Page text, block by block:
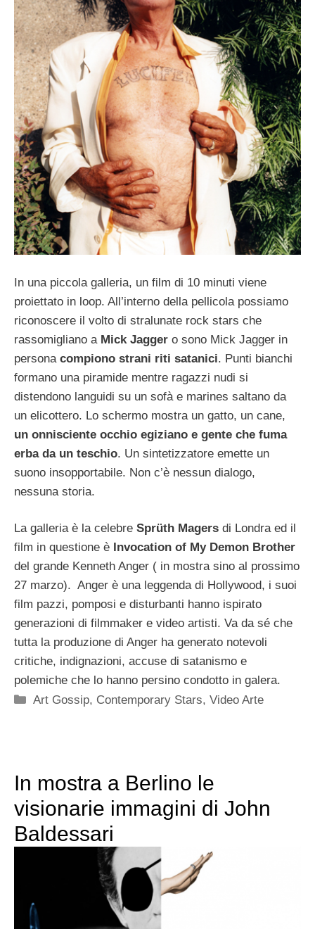
In una piccola galleria, un film di 10 minuti viene
proiettato in loop. All’interno della pellicola possiamo
riconoscere il volto di stralunate rock stars che
rassomigliano a Mick Jagger o sono Mick Jagger in
persona compiono strani riti satanici. Punti bianchi
formano una piramide mentre ragazzi nudi si
distendono languidi su un sofà e marines saltano da
un elicottero. Lo schermo mostra un gatto, un cane,
un onnisciente occhio egiziano e gente che fuma
erba da un teschio. Un sintetizzatore emette un
suono insopportabile. Non c’è nessun dialogo,
nessuna storia.
La galleria è la celebre Sprüth Magers di Londra ed il
film in questione è Invocation of My Demon Brother
del grande Kenneth Anger ( in mostra sino al prossimo
27 marzo). Anger è una leggenda di Hollywood, i suoi
film pazzi, pomposi e disturbanti hanno ispirato
generazioni di filmmaker e video artisti. Va da sé che
tutta la produzione di Anger ha generato notevoli
critiche, indignazioni, accuse di satanismo e
polemiche che lo hanno persino condotto in galera.
Categorie
Art Gossip, Contemporary Stars,Video Arte
In mostra a Berlino le
visionarie immagini di John
Baldessari